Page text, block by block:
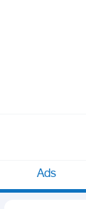
Ads